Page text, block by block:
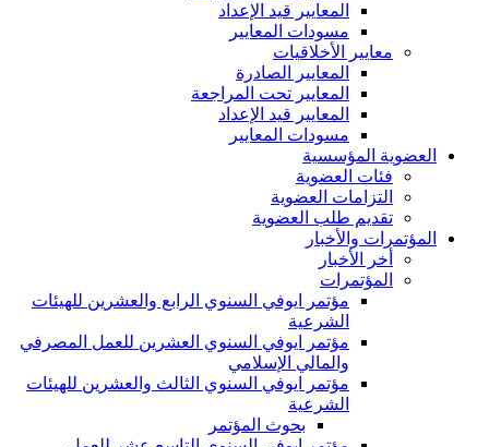
المعايير قيد الإعداد
مسودات المعايير
معايير الأخلاقيات
المعايير الصادرة
المعايير تحت المراجعة
المعايير قيد الإعداد
مسودات المعايير
العضوية المؤسسية
فئات العضوية
التزامات العضوية
تقديم طلب العضوية
المؤتمرات والأخبار
أخر الأخبار
المؤتمرات
مؤتمر ايوفي السنوي الرابع والعشرين للهيئات
الشرعية
مؤتمر ايوفي السنوي العشرين للعمل المصرفي
والمالي الإسلامي
مؤتمر ايوفي السنوي الثالث والعشرين للهيئات
الشرعية
بحوث المؤتمر